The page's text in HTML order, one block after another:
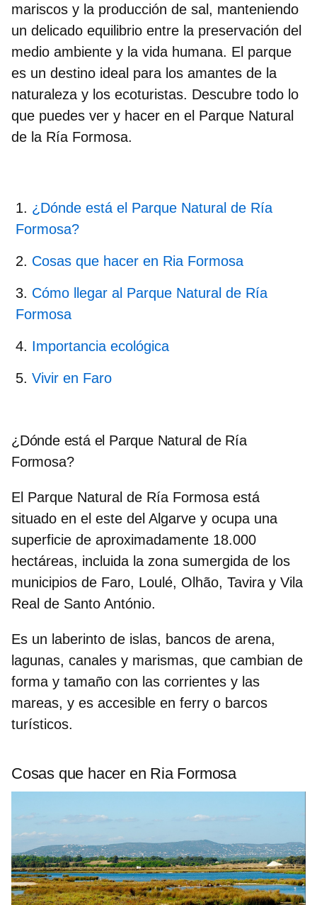
mariscos y la producción de sal, manteniendo
un delicado equilibrio entre la preservación del
medio ambiente y la vida humana. El parque
es un destino ideal para los amantes de la
naturaleza y los ecoturistas. Descubre todo lo
que puedes ver y hacer en el Parque Natural
de la Ría Formosa.
¿Dónde está el Parque Natural de Ría
Formosa?
Cosas que hacer en Ria Formosa
Cómo llegar al Parque Natural de Ría
Formosa
Importancia ecológica
Vivir en Faro
¿Dónde está el Parque Natural de Ría
Formosa?
El Parque Natural de Ría Formosa está
situado en el este del Algarve y ocupa una
superficie de aproximadamente 18.000
hectáreas, incluida la zona sumergida de los
municipios de Faro, Loulé, Olhão, Tavira y Vila
Real de Santo António.
Es un laberinto de islas, bancos de arena,
lagunas, canales y marismas, que cambian de
forma y tamaño con las corrientes y las
mareas, y es accesible en ferry o barcos
turísticos.
Cosas que hacer en Ria Formosa